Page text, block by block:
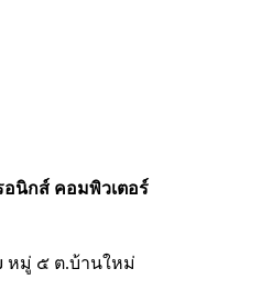
นิกส์ คอมพิวเตอร์
หมู่ ๕ ต.บ้านใหม่